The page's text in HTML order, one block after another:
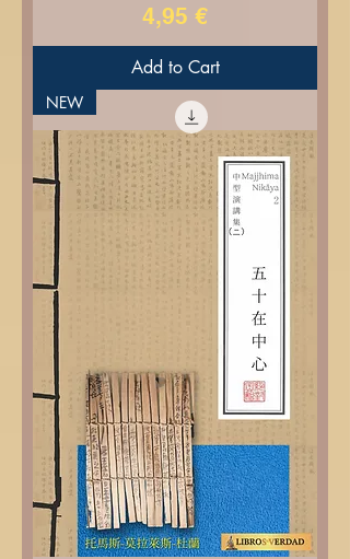
Price
4,95 €
Add to Cart
NEW